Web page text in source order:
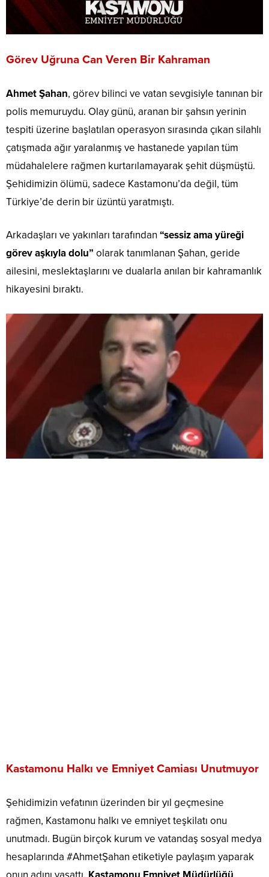
Görev Uğruna Can Veren Bir Kahraman
Ahmet Şahan, görev bilinci ve vatan sevgisiyle tanınan bir
polis memuruydu. Olay günü, aranan bir şahsın yerinin
tespiti üzerine başlatılan operasyon sırasında çıkan silahlı
çatışmada ağır yaralanmış ve hastanede yapılan tüm
müdahalelere rağmen kurtarılamayarak şehit düşmüştü.
Şehidimizin ölümü, sadece Kastamonu’da değil, tüm
Türkiye’de derin bir üzüntü yaratmıştı.
Arkadaşları ve yakınları tarafından “sessiz ama yüreği
görev aşkıyla dolu” olarak tanımlanan Şahan, geride
ailesini, meslektaşlarını ve dualarla anılan bir kahramanlık
hikayesini bıraktı.
Kastamonu Halkı ve Emniyet Camiası Unutmuyor
Şehidimizin vefatının üzerinden bir yıl geçmesine
rağmen, Kastamonu halkı ve emniyet teşkilatı onu
unutmadı. Bugün birçok kurum ve vatandaş sosyal medya
hesaplarında #AhmetŞahan etiketiyle paylaşım yaparak